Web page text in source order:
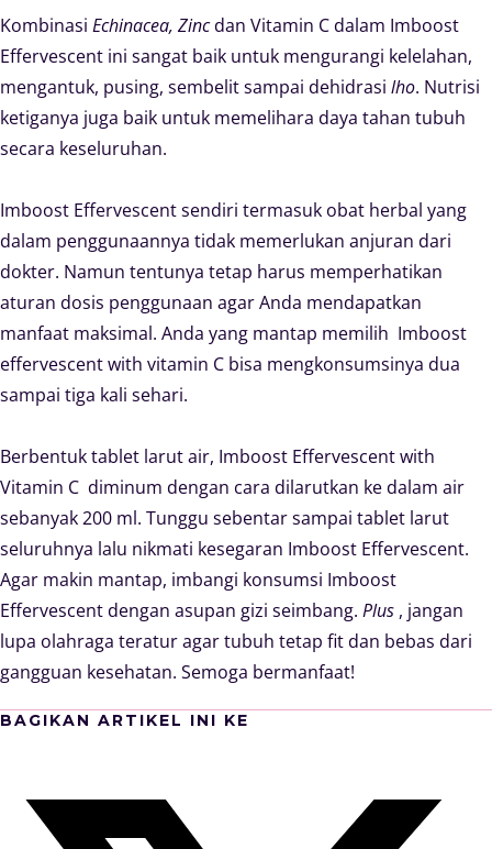
Kombinasi Echinacea, Zincdan Vitamin C dalam Imboost
Effervescent ini sangat baik untuk mengurangi kelelahan,
mengantuk, pusing, sembelit sampai dehidrasi lho. Nutrisi
ketiganya juga baik untuk memelihara daya tahan tubuh
secara keseluruhan.
Imboost Effervescent sendiri termasuk obat herbal yang
dalam penggunaannya tidak memerlukan anjuran dari
dokter. Namun tentunya tetap harus memperhatikan
aturan dosis penggunaan agar Anda mendapatkan
manfaat maksimal. Anda yang mantap memilih Imboost
effervescent with vitamin C bisa mengkonsumsinya dua
sampai tiga kali sehari.
Berbentuk tablet larut air, Imboost Effervescent with
Vitamin C diminum dengan cara dilarutkan ke dalam air
sebanyak 200 ml. Tunggu sebentar sampai tablet larut
seluruhnya lalu nikmati kesegaran Imboost Effervescent.
Agar makin mantap, imbangi konsumsi Imboost
Effervescent dengan asupan gizi seimbang. Plus , jangan
lupa olahraga teratur agar tubuh tetap fit dan bebas dari
gangguan kesehatan. Semoga bermanfaat!
BAGIKAN ARTIKEL INI KE